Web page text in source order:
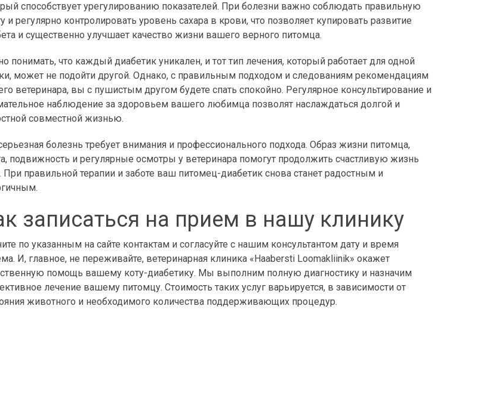
способствует урегулированию показателей. При болезни важно соблюдать правильную
и регулярно контролировать уровень сахара в крови, что позволяет купировать развитие
и существенно улучшает качество жизни вашего верного питомца.
понимать, что каждый диабетик уникален, и тот тип лечения, который работает для одной
может не подойти другой. Однако, с правильным подходом и следованиям рекомендациям
ветеринара, вы с пушистым другом будете спать спокойно. Регулярное консультирование и
наблюдение за здоровьем вашего любимца позволят наслаждаться долгой и
совместной жизнью.
болезнь требует внимания и профессионального подхода. Образ жизни питомца,
подвижность и регулярные осмотры у ветеринара помогут продолжить счастливую жизнь
При правильной терапии и заботе ваш питомец-диабетик снова станет радостным и
записаться на прием в нашу клинику
по указанным на сайте контактам и согласуйте с нашим консультантом дату и время
И, главное, не переживайте, ветеринарная клиника «Haabersti Loomakliinik» окажет
помощь вашему коту-диабетику. Мы выполним полную диагностику и назначим
лечение вашему питомцу. Стоимость таких услуг варьируется, в зависимости от
животного и необходимого количества поддерживающих процедур.